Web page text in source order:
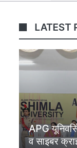
LATEST
APG
व साइबर